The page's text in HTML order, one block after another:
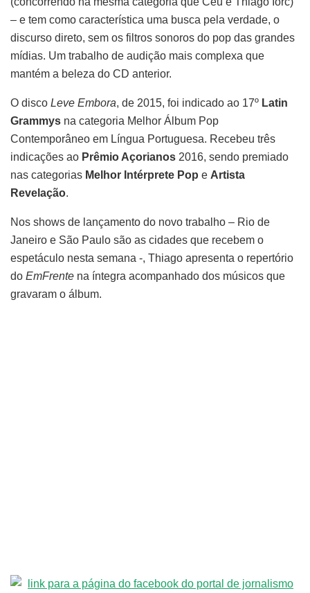
– e tem como característica uma busca pela verdade, o
discurso direto, sem os filtros sonoros do pop das grandes
mídias. Um trabalho de audição mais complexa que
mantém a beleza do CD anterior.
O disco Leve Embora, de 2015, foi indicado ao 17º Latin
Grammys na categoria Melhor Álbum Pop
Contemporâneo em Língua Portuguesa. Recebeu três
indicações ao Prêmio Açorianos 2016, sendo premiado
nas categorias Melhor Intérprete Pop e Artista
Revelação.
Nos shows de lançamento do novo trabalho – Rio de
Janeiro e São Paulo são as cidades que recebem o
espetáculo nesta semana -, Thiago apresenta o repertório
do EmFrente na íntegra acompanhado dos músicos que
gravaram o álbum.